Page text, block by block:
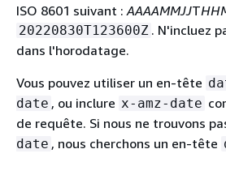
ISO 8601 suivant :AAAAMMJJT
20220830T123600Z . N'incluez
dans l'horodatage.
Vous pouvez utiliser un en-tête
date , ou inclure x-amz-date
de requête. Si nous ne trouvons
date , nous cherchons un en-tête